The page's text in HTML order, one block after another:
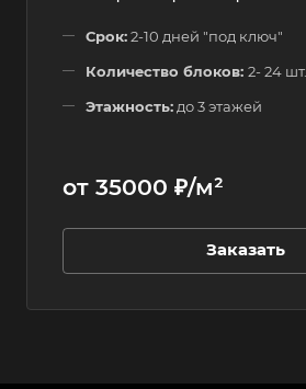
Срок:2-10 дней "под ключ"
Количество блоков: 2- 24 шт.
Этажность: до 3 этажей
от 35000 ₽/м²
Заказать